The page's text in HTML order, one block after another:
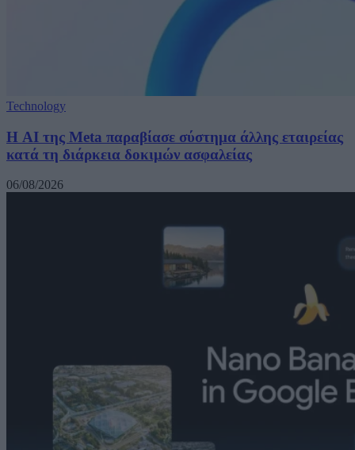
Technology
Η AI της Meta παραβίασε σύστημα άλλης εταιρείας
κατά τη διάρκεια δοκιμών ασφαλείας
06/08/2026